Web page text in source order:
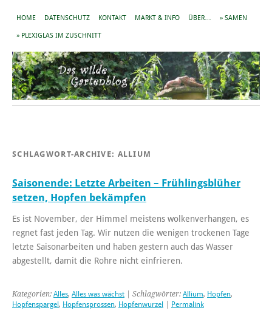
HOME DATENSCHUTZ KONTAKT MARKT & INFO ÜBER… » SAMEN
» PLEXIGLAS IM ZUSCHNITT
SCHLAGWORT-ARCHIVE: ALLIUM
Saisonende: Letzte Arbeiten – Frühlingsblüher
setzen, Hopfen bekämpfen
Es ist November, der Himmel meistens wolkenverhangen, es
regnet fast jeden Tag. Wir nutzen die wenigen trockenen Tage
letzte Saisonarbeiten und haben gestern auch das Wasser
abgestellt, damit die Rohre nicht einfrieren.
Kategorien: Alles, Alles was wächst | Schlagwörter: Allium, Hopfen,
Hopfenspargel , Hopfensprossen, Hopfenwurzel Permalink